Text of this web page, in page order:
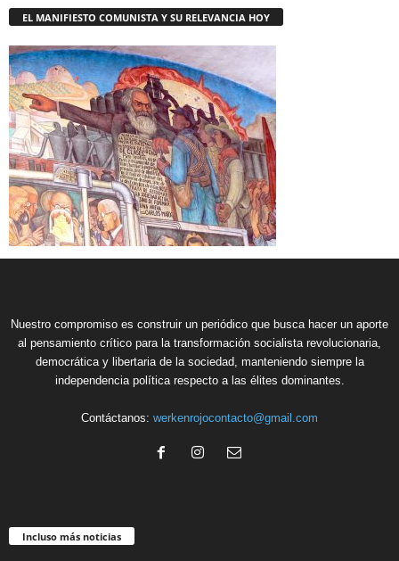
EL MANIFIESTO COMUNISTA Y SU RELEVANCIA HOY
Nuestro compromiso es construir un periódico que busca hacer un aporte
al pensamiento crítico para la transformación socialista revolucionaria,
democrática y libertaria de la sociedad, manteniendo siempre la
independencia política respecto a las élites dominantes.
Contáctanos: werkenrojocontacto@gmail.com
Incluso más noticias